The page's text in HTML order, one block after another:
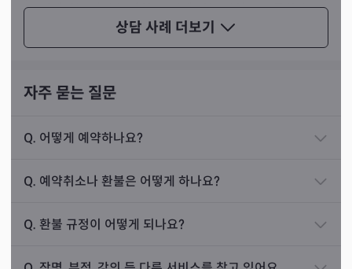
모든 사람의 영혼과 육신의 아픔을 이해하고 공감하며, 손
옆에서 용기와 힘을 전해드리는 상담을 지향한다고 선생님
상담 사례 더보기
님께서는 깜짝 놀라셨고, 집에 있는 반찬으로 급하게
밥을 차렸는데 남편분께서 반찬 투정이나 군소리 없
이 밥을 잘 드셨다고 해요.
를 전하셨는데, 그때 신령님께서 깨를 한 말 올리라는
후 며칠 만에 다시 찾아오셔서는 남편이 바람난 후에
가왔고 점점 갈등이 해소되기 시작했다며 눈물을 흘
자주 묻는 질문
Q. 어떻게 예약하나요?
Q. 예약취소나 환불은 어떻게 하나요?
Q. 환불 규정이 어떻게 되나요?